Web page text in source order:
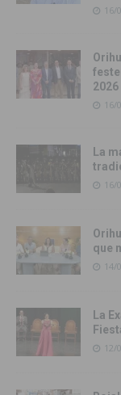
16/
2026
16/
La
16/
que
14/
La
12/